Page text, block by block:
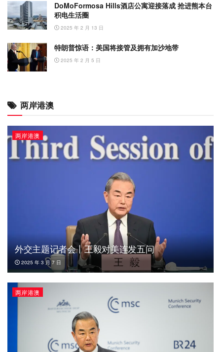
DoMoFormosa Hills酒店公寓迎接落成 抢进熊本台
积电生活圈
2025 年 2 月 13 日
特朗普惊语：美国将接管及拥有加沙地带
2025 年 2 月 5 日
两岸港澳
两岸港澳
外交主题记者会丨王毅对美连发五问
2025 年 3 月 7 日
两岸港澳